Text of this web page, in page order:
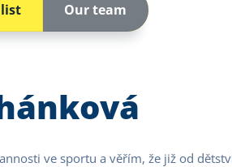
list Our team
ve sportu a věřím, že již od